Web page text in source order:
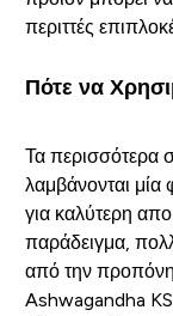
περιττές
Πότε να
Τα περισσότερα
λαμβάνονται
για καλύτερη
παράδειγμα,
από την
Ashwagandha